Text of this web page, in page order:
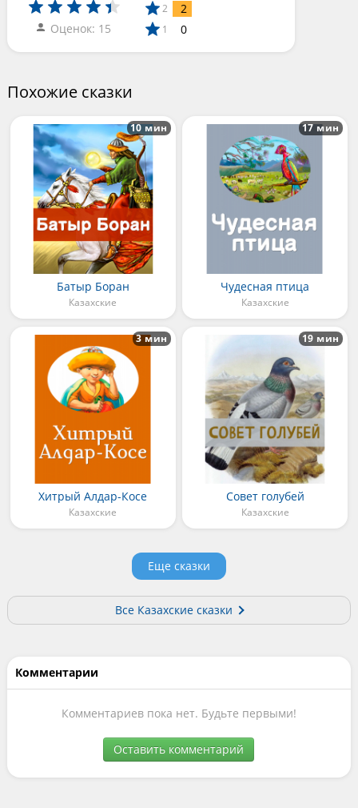
Оценок: 15
2 2
1 0
Похожие сказки
Батыр Боран
Казахские
10 мин
Чудесная птица
Казахские
17 мин
Хитрый Алдар-Косе
Казахские
3 мин
Совет голубей
Казахские
19 мин
Еще сказки
Все Казахские сказки
Комментарии
Комментариев пока нет. Будьте первыми!
Оставить комментарий